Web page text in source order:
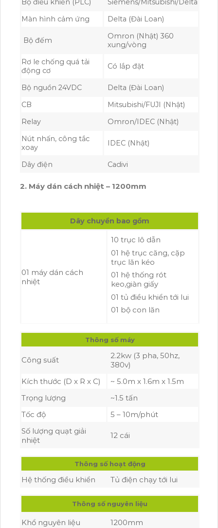
Bộ điều khiển (PLC)
Siemens/Mitsubishi/Delta
Màn hình cảm ứng
Delta (Đài Loan)
Bộ đếm
Omron (Nhật) 360
xung/vòng
Rơ le chống quá tải
động cơ
Có lắp đặt
Bộ nguồn 24VDC
Delta (Đài Loan)
CB
Mitsubishi/FUJI (Nhật)
Relay
Omron/IDEC (Nhật)
Nút nhấn, công tắc
xoay
IDEC (Nhật)
Dây điện Cadivi
2. Máy dán cách nhiệt – 1200mm
Dây chuyền bao gồm
01 máy dán cách
nhiệt
10 trục lô dẫn
01 hệ trục căng, cặp
trục lăn kéo
01 hệ thống rót
keo,giàn giấy
01 tủ điều khiển tới lui
01 bộ con lăn
Thông số máy
Công suất
2.2kw (3 pha, 50hz,
380v)
Kích thước (D x R x C)
~ 5.0m x 1.6m x 1.5m
Trọng lượng
~1.5 tấn
Tốc độ
5 – 10m/phút
Số lượng quạt giải
nhiệt
12 cái
Thông số hoạt động
Hệ thống điều khiển Tủ điện chạy tới lui
Thông số nguyên liệu
Khổ nguyên liệu 1200mm